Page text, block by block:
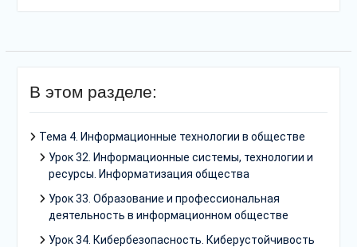
В этом разделе:
Тема 4. Информационные технологии в обществе
Урок 32. Информационные системы, технологии и
ресурсы. Информатизация общества
Урок 33. Образование и профессиональная
деятельность в информационном обществе
Урок 34. Кибербезопасность. Киберустойчивость